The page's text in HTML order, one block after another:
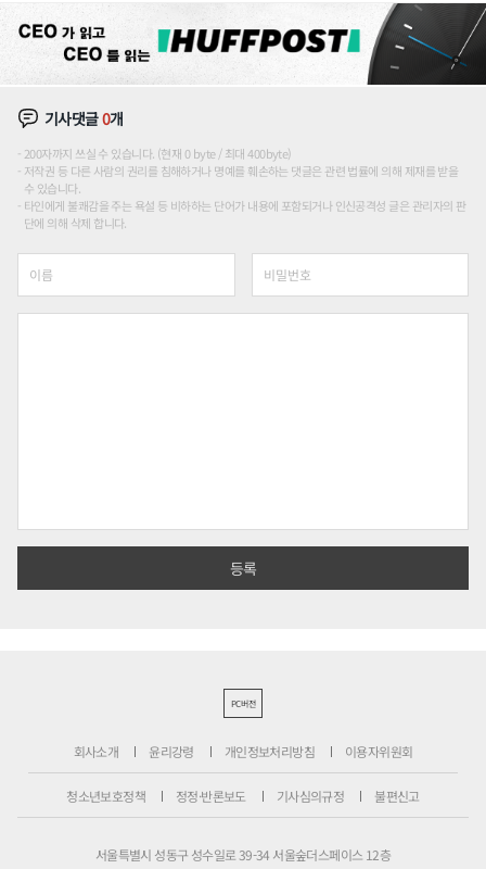
기사댓글0개
200자까지 쓰실 수 있습니다. (현재 0 byte / 최대 400byte)
저작권 등 다른 사람의 권리를 침해하거나 명예를 훼손하는 댓글은 관련 법률에 의해 제재를 받을
수 있습니다.
타인에게 불쾌감을 주는 욕설 등 비하하는 단어가 내용에 포함되거나 인신공격성 글은 관리자의 판
단에 의해 삭제 합니다.
PC버전
회사소개 윤리강령 개인정보처리방침 이용자위원회
청소년보호정책 정정·반론보도 기사심의규정 불편신고
서울특별시 성동구 성수일로 39-34 서울숲더스페이스 12층